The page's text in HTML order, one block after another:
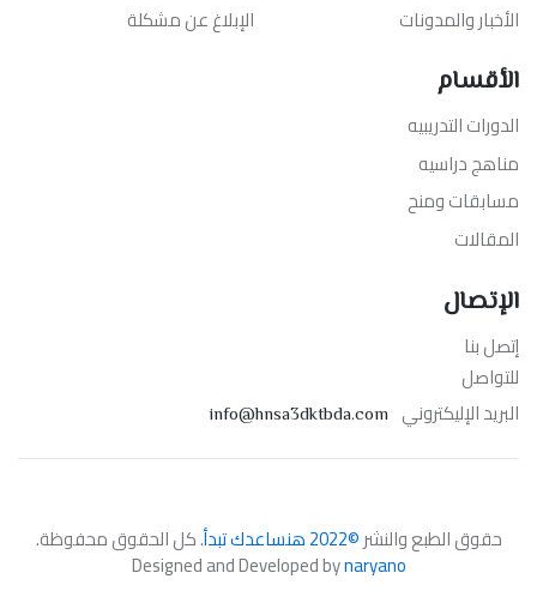
الأخبار والمدونات
الإبلاغ عن مشكلة
الأقسام
الدورات التدريبيه
مناهج دراسيه
مسابقات ومنح
المقالات
الإتصال
إتصل بنا
للتواصل
البريد الإليكتروني info@hnsa3dktbda.com
حقوق الطبع والنشر©2022 هنساعدك تبدأ . كل الحقوق محفوظة.
Designed and Developed bynaryano